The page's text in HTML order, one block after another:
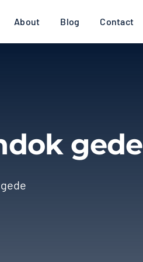
About Blog Contact
gede